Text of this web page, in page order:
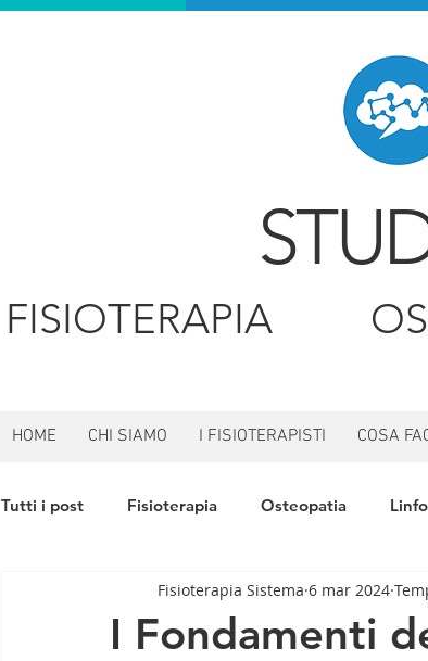
FISIOTERAPIA
HOME CHI SIAMO I FISIOTERAPISTI COSA
Tutti i post Fisioterapia Osteopatia
I Fondamenti
Fisioterapia Sistema 6 mar 2024